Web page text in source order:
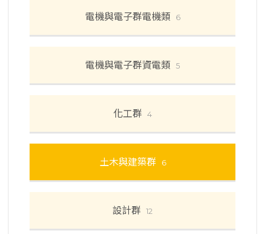
電機與電子群電機類 6
電機與電子群資電類 5
化工群 4
土木與建築群 6
設計群 12